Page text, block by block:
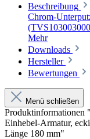
Beschreibung
Chrom-
Mehr
Downloads
Hersteller
Bewertungen
Menü schließen
Produktinformationen
Einhebel-Armatur,
Länge 180 mm"